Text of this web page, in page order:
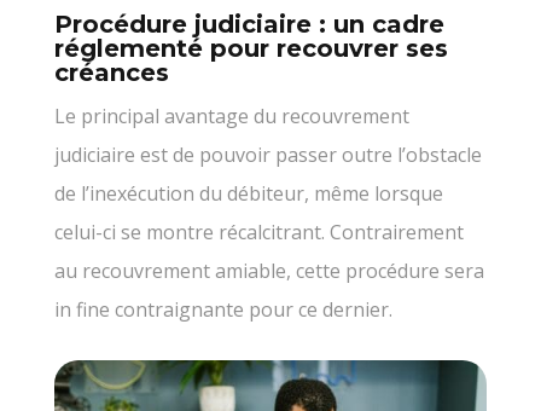
Procédure judiciaire : un cadre
réglementé pour recouvrer ses
créances
Le principal avantage du recouvrement
judiciaire est de pouvoir passer outre l’obstacle
de l’inexécution du débiteur, même lorsque
celui-ci se montre récalcitrant. Contrairement
au recouvrement amiable, cette procédure sera
in fine contraignante pour ce dernier.